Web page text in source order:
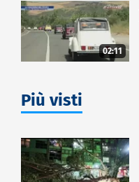
02:11
Più visti